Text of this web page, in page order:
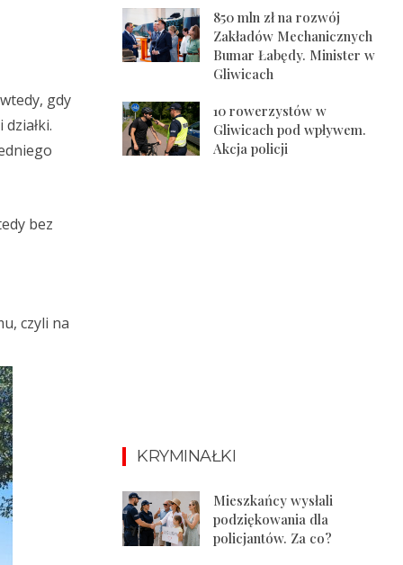
gdy
bez
czyli na
850 mln zł na rozwój
Zakładów Mechanicznych
Bumar Łabędy. Minister w
Gliwicach
10 rowerzystów w
Gliwicach pod wpływem.
Akcja policji
KRYMINAŁKI
Mieszkańcy wysłali
podziękowania dla
policjantów. Za co?